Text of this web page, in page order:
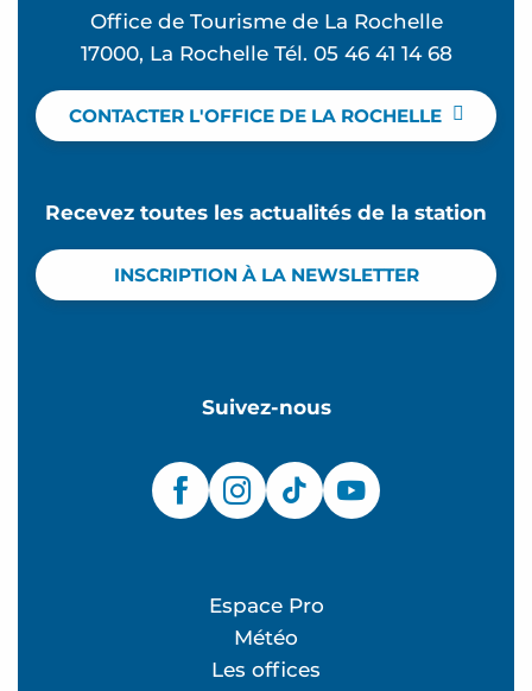
Office de Tourisme de La Rochelle
17000, La Rochelle Tél. 05 46 41 14 68
CONTACTER L'OFFICE DE LA ROCHELLE
Recevez toutes les actualités de la station
INSCRIPTION À LA NEWSLETTER
Suivez-nous
Espace Pro
Météo
Les offices